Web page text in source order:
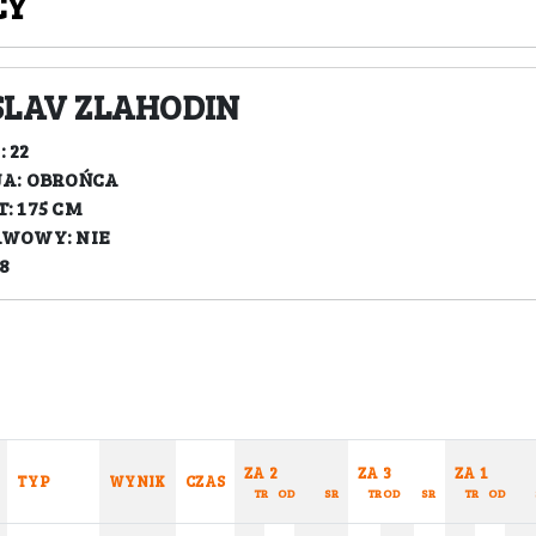
ZLAHODIN
22
OBROŃCA
175 CM
NIE
TYP WYNIK CZAS ZA 2
TR OD SR
ZA 3
TROD SR
ZA 1
TR OD